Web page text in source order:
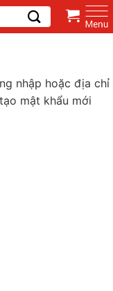
nhập hoặc địa chỉ
mật khẩu mới